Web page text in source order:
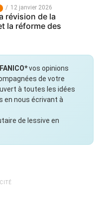
12 janvier 2026
révision de la
la réforme des
FANICO*vos opinions
de votre
à toutes les idées
en nous écrivant à
de lessive en